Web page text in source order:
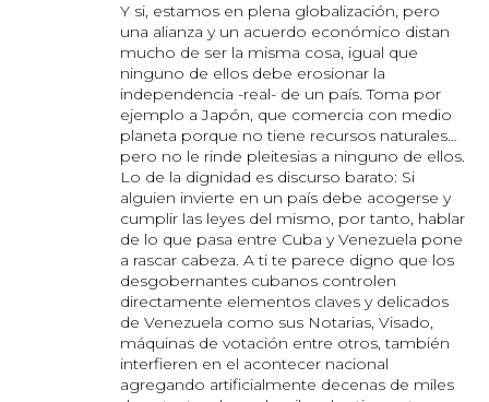
Y si, estamos en plena globalización, pero
una alianza y un acuerdo económico distan
mucho de ser la misma cosa, igual que
ninguno de ellos debe erosionar la
independencia -real- de un país. Toma por
ejemplo a Japón, que comercia con medio
planeta porque no tiene recursos naturales…
pero no le rinde pleitesias a ninguno de ellos.
Lo de la dignidad es discurso barato: Si
alguien invierte en un país debe acogerse y
cumplir las leyes del mismo, por tanto, hablar
de lo que pasa entre Cuba y Venezuela pone
a rascar cabeza. A ti te parece digno que los
desgobernantes cubanos controlen
directamente elementos claves y delicados
de Venezuela como sus Notarias, Visado,
máquinas de votación entre otros, también
interfieren en el acontecer nacional
agregando artificialmente decenas de miles